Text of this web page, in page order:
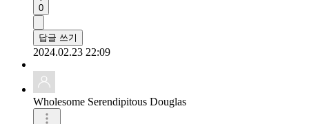
0
답글 쓰기
2024.02.23 22:09
Wholesome Serendipitous Douglas